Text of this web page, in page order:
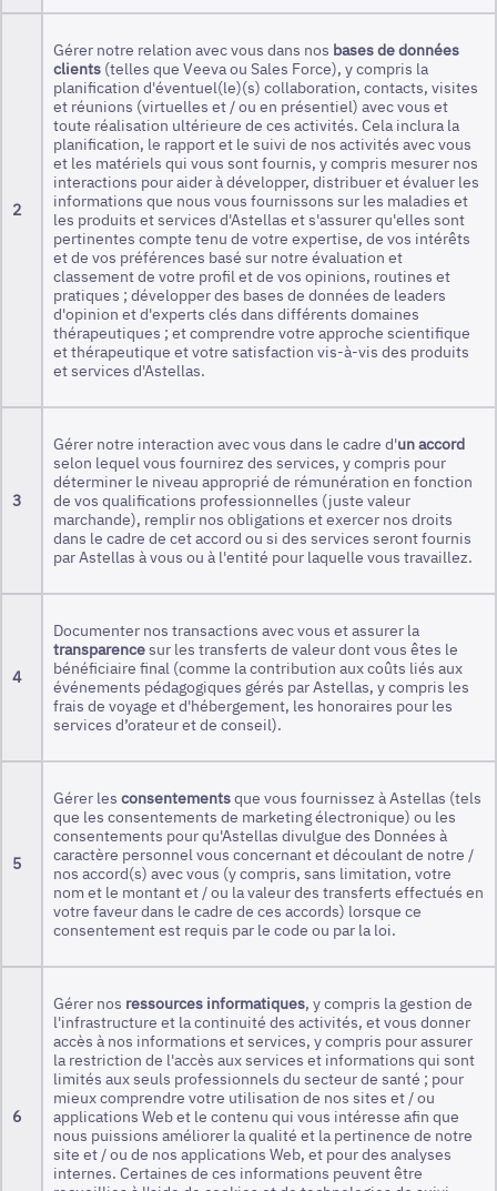
2
Gérer notre relation avec vous dans nos bases de données
clients (telles que Veeva ou Sales Force), y compris la
planification d'éventuel(le)(s) collaboration, contacts, visites
et réunions (virtuelles et / ou en présentiel) avec vous et
toute réalisation ultérieure de ces activités. Cela inclura la
planification, le rapport et le suivi de nos activités avec vous
et les matériels qui vous sont fournis, y compris mesurer nos
interactions pour aider à développer, distribuer et évaluer les
informations que nous vous fournissons sur les maladies et
les produits et services d'Astellas et s'assurer qu'elles sont
pertinentes compte tenu de votre expertise, de vos intérêts
et de vos préférences basé sur notre évaluation et
classement de votre profil et de vos opinions, routines et
pratiques ; développer des bases de données de leaders
d'opinion et d'experts clés dans différents domaines
thérapeutiques ; et comprendre votre approche scientifique
et thérapeutique et votre satisfaction vis-à-vis des produits
et services d'Astellas.
3
Gérer notre interaction avec vous dans le cadre d'un accord
selon lequel vous fournirez des services, y compris pour
déterminer le niveau approprié de rémunération en fonction
de vos qualifications professionnelles (juste valeur
marchande), remplir nos obligations et exercer nos droits
dans le cadre de cet accord ou si des services seront fournis
par Astellas à vous ou à l'entité pour laquelle vous travaillez.
4
Documenter nos transactions avec vous et assurer la
transparencesur les transferts de valeur dont vous êtes le
bénéficiaire final (comme la contribution aux coûts liés aux
événements pédagogiques gérés par Astellas, y compris les
frais de voyage et d'hébergement, les honoraires pour les
services d’orateur et de conseil).
5
Gérer lesconsentementsque vous fournissez à Astellas (tels
que les consentements de marketing électronique) ou les
consentements pour qu'Astellas divulgue des Données à
caractère personnel vous concernant et découlant de notre /
nos accord(s) avec vous (y compris, sans limitation, votre
nom et le montant et / ou la valeur des transferts effectués en
votre faveur dans le cadre de ces accords) lorsque ce
consentement est requis par le code ou par la loi.
6
Gérer nos ressources informatiques, y compris la gestion de
l'infrastructure et la continuité des activités, et vous donner
accès à nos informations et services, y compris pour assurer
la restriction de l'accès aux services et informations qui sont
limités aux seuls professionnels du secteur de santé ; pour
mieux comprendre votre utilisation de nos sites et / ou
applications Web et le contenu qui vous intéresse afin que
nous puissions améliorer la qualité et la pertinence de notre
site et / ou de nos applications Web, et pour des analyses
internes. Certaines de ces informations peuvent être